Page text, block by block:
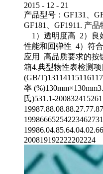
2015 - 12 - 21
产品型号：GF131、
GF181、
1）透明度高 2）良
性能和回弹性 4）符
应用 高品质要求的按
箱4.典型物性表检测
(GB/
率
氏)531.1-
200819192222202224